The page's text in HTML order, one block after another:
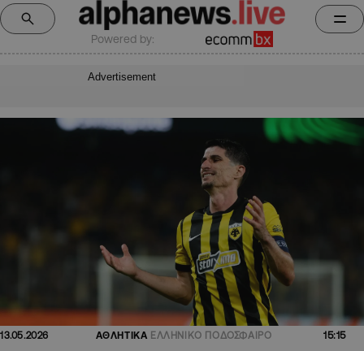
Powered by:
Advertisement
13.05.2026 ΑΘΛΗΤΙΚΑ ΕΛΛΗΝΙΚΟ ΠΟΔΟΣΦΑΙΡΟ 15:15